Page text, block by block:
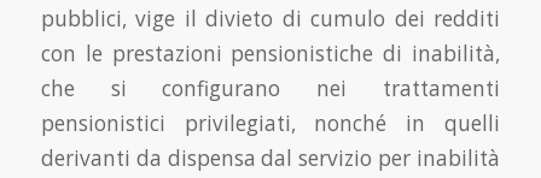
pubblici, vige il divieto di cumulo dei redditi
con le prestazioni pensionistiche di inabilità,
che si configurano nei trattamenti
pensionistici privilegiati, nonché in quelli
derivanti da dispensa dal servizio per inabilità